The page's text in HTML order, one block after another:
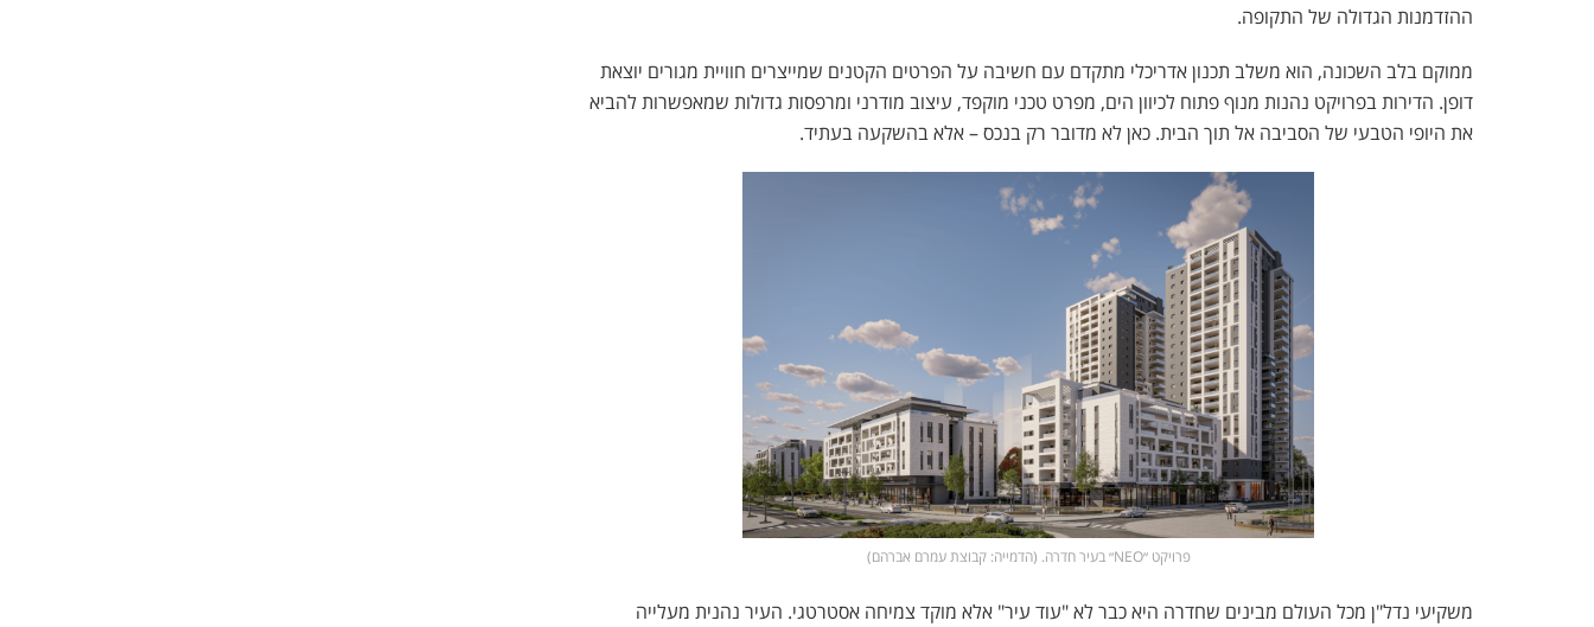
ההזדמנות הגדולה של התקופה.
ממוקם בלב השכונה, הוא משלב תכנון אדריכלי מתקדם עם חשיבה על הפרטים הקטנים שמייצרים חוויית מגורים יוצאת
דופן. הדירות בפרויקט נהנות מנוף פתוח לכיוון הים, מפרט טכני מוקפד, עיצוב מודרני ומרפסות גדולות שמאפשרות להביא
את היופי הטבעי של הסביבה אל תוך הבית. כאן לא מדובר רק בנכס – אלא בהשקעה בעתיד.
פרויקט ״NEO״ בעיר חדרה. (הדמייה: קבוצת עמרם אברהם)
משקיעי נדל"ן מכל העולם מבינים שחדרה היא כבר לא "עוד עיר" אלא מוקד צמיחה אסטרטגי. העיר נהנית מעלייה